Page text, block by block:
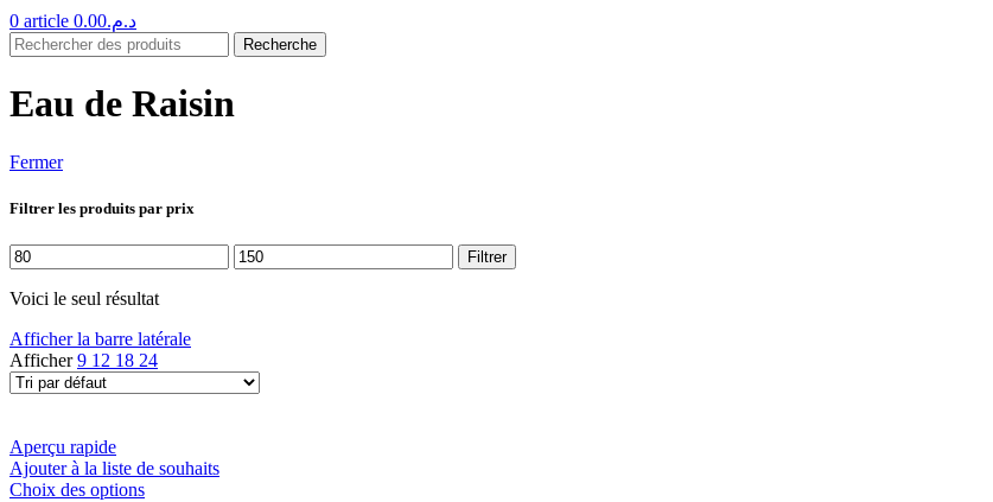
0 article د.م.0.00
Recherche
Eau de Raisin
Fermer
Filtrer les produits par prix
Prix
min
Prix
max
Filtrer
Voici le seul résultat
Afficher la barre latérale
Afficher9 12 18 24
Aperçu rapide
Ajouter à la liste de souhaits
Choix des optionsCe